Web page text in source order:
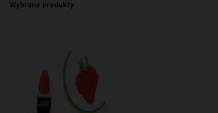
Wybrane produkty